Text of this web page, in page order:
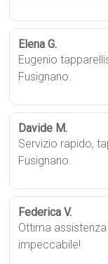
Elena G.
Eugenio
Fusignano.
Davide M.
Servizio rapido,
Fusignano.
Federica V.
Ottima
impeccabile!